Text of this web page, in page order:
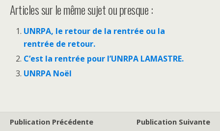
Articles sur le même sujet ou presque :
UNRPA, le retour de la rentrée ou la
rentrée de retour.
C’est la rentrée pour l’UNRPA LAMASTRE.
UNRPA Noël
Publication Précédente
Publication Suivante